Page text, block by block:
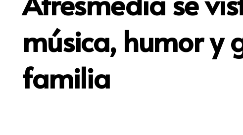
música, humor y
familia